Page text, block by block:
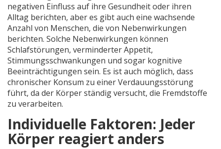
negativen Einfluss auf ihre Gesundheit oder ihren
Alltag berichten, aber es gibt auch eine wachsende
Anzahl von Menschen, die von Nebenwirkungen
berichten. Solche Nebenwirkungen können
Schlafstörungen, verminderter Appetit,
Stimmungsschwankungen und sogar kognitive
Beeinträchtigungen sein. Es ist auch möglich, dass
chronischer Konsum zu einer Verdauungsstörung
führt, da der Körper ständig versucht, die Fremdstoffe
zu verarbeiten.
Individuelle Faktoren: Jeder
Körper reagiert anders